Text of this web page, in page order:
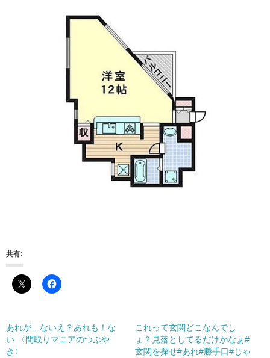
共有:
あれが…ないえ？あれも！な
い︎ 〈間取りマニアのつぶや
き〉
これって玄関どこなんでし
ょ？見落としてるだけかなぁ#
玄関を探せ#あれ#勝手口#じゃ